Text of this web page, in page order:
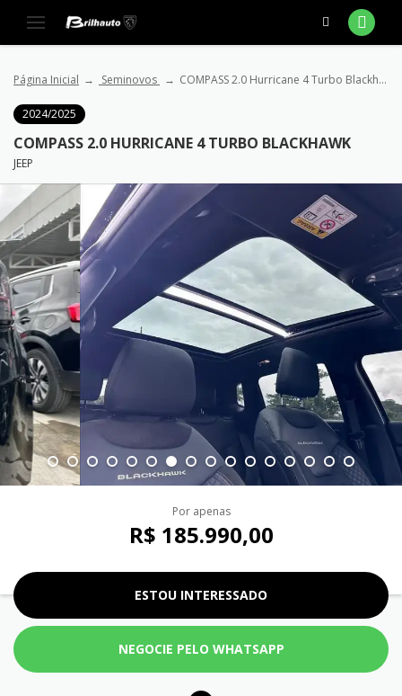
Página Inicial Seminovos COMPASS 2.0 Hurricane 4 Turbo Blackhawk
2024/2025
COMPASS 2.0 HURRICANE 4 TURBO BLACKHAWK
JEEP
Por apenas
R$ 185.990,00
ESTOU INTERESSADO
NEGOCIE PELO WHATSAPP